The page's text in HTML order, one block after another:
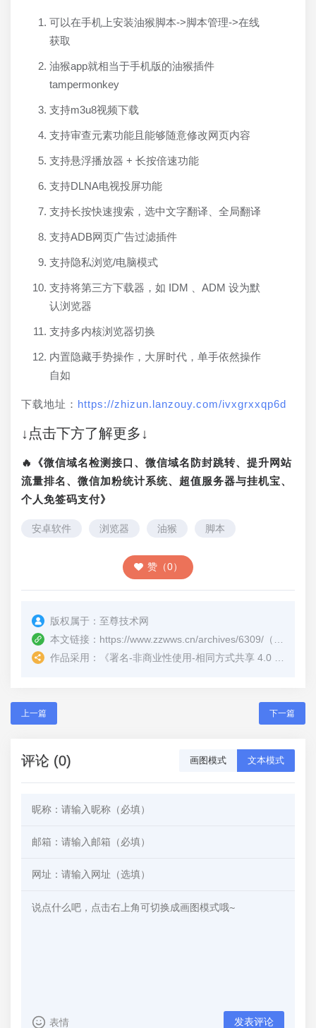
可以在手机上安装油猴脚本->脚本管理->在线
获取
油猴app就相当于手机版的油猴插件
tampermonkey
支持m3u8视频下载
支持审查元素功能且能够随意修改网页内容
支持悬浮播放器 + 长按倍速功能
支持DLNA电视投屏功能
支持长按快速搜索，选中文字翻译、全局翻译
支持ADB网页广告过滤插件
支持隐私浏览/电脑模式
支持将第三方下载器，如 IDM 、ADM 设为默
认浏览器
支持多内核浏览器切换
内置隐藏手势操作，大屏时代，单手依然操作
自如
下载地址： https://zhizun.lanzouy.com/ivxgrxxqp6d
↓点击下方了解更多↓
🔥《微信域名检测接口、微信域名防封跳转、提升网站
流量排名、微信加粉统计系统、超值服务器与挂机宝、
个人免签码支付》
安卓软件 浏览器 油猴 脚本
赞（0）
版权属于： 至尊技术网
本文链接： https://www.zzwws.cn/archives/6309/ （转载时请注明本文出处及文章链接）
作品采用：
《署名-非商业性使用-相同方式共享 4.0 国际 (CC BY-NC-SA 4.0)
上一篇 下一篇
评论 (0) 画图模式 文本模式
表情 发表评论